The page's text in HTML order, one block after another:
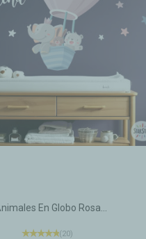
En Globo Rosa...
(20)